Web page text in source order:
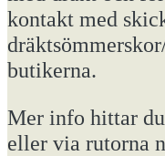
kontakt med
butikerna.
Mer info hittar
eller via rutorna